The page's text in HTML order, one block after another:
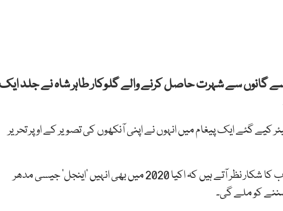
جیسے گانوں سے شہرت حاصل کرنے والے گلوکار طاہر شاہ نے جلد
کیے گئے ایک پیغام میں انہوں نے اپنی آنکھوں کی تصویر کے اوپر تحریر
طاہر شاہ کی اس ٹویٹ کے بعد عوام تذبذب کا شکار نظر آتے ہیں کہ اکیا 2020 میں بھی انہیں ’اینجل‘ جیسی مدھر
کو ملے گی۔